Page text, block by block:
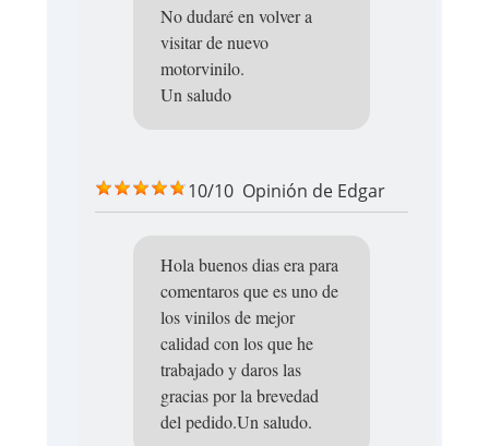
No dudaré en volver a
visitar de nuevo
motorvinilo.
Un saludo
10/10 Opinión de Edgar
Hola buenos dias era para
comentaros que es uno de
los vinilos de mejor
calidad con los que he
trabajado y daros las
gracias por la brevedad
del pedido.Un saludo.